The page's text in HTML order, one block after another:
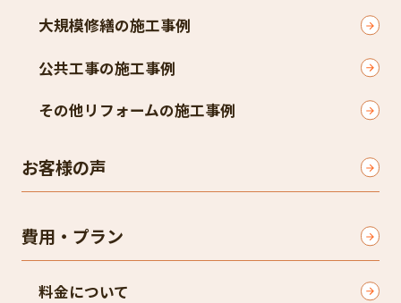
大規模修繕の施工事例
公共工事の施工事例
その他リフォームの施工事例
お客様の声
費用・プラン
料金について